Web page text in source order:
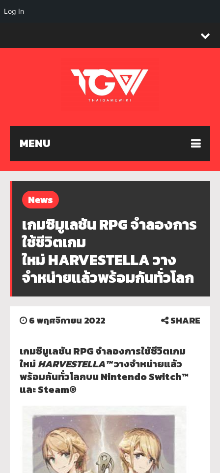
MENU
News
เกมซิมูเลชัน RPG จำลองการ
ใช้ชีวิตเกม
ใหม่ HARVESTELLA วาง
จำหน่ายแล้วพร้อมกันทั่วโลก
6 พฤศจิกายน 2022 SHARE
เกมซิมูเลชัน RPG จำลองการใช้ชีวิตเกม
ใหม่ HARVESTELLA™วางจำหน่ายแล้ว
พร้อมกันทั่วโลกบน Nintendo Switch™
และ Steam®
Log In